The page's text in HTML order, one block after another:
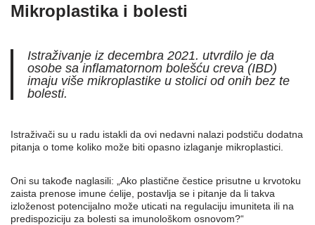
Mikroplastika i bolesti
Istraživanje iz decembra 2021. utvrdilo je da
osobe sa inflamatornom bolešću creva (IBD)
imaju više mikroplastike u stolici od onih bez te
bolesti.
Istraživači su u radu istakli da ovi nedavni nalazi podstiču dodatna
pitanja o tome koliko može biti opasno izlaganje mikroplastici.
Oni su takođe naglasili: „Ako plastične čestice prisutne u krvotoku
zaista prenose imune ćelije, postavlja se i pitanje da li takva
izloženost potencijalno može uticati na regulaciju imuniteta ili na
predispoziciju za bolesti sa imunološkom osnovom?“